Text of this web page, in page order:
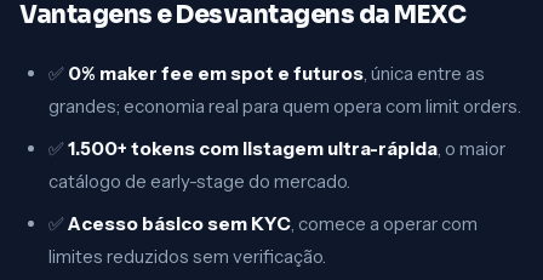
Vantagens e Desvantagens da MEXC
✅ 0% maker fee em spot e futuros, única entre as
grandes; economia real para quem opera com limit orders.
✅1.500+ tokens com listagem ultra-rápida, o maior
catálogo de early-stage do mercado.
✅Acesso básico sem KYC, comece a operar com
limites reduzidos sem verificação.